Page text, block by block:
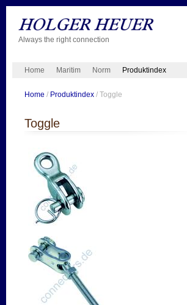
Always the right connection
Home Maritim Norm Produktindex
Home / Produktindex/ Toggle
Toggle